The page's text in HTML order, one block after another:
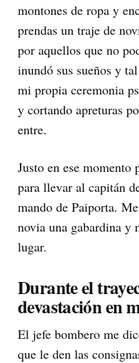
montones de ropa y
prendas un traje de
por aquellos que no
inundó sus sueños y
mi propia ceremonia
y cortando apreturas
entre.
Justo en ese
para llevar al capitán
mando de Paiporta.
novia una gabardina y
lugar.
Durante el
devastación en
El jefe bombero me
que le den las